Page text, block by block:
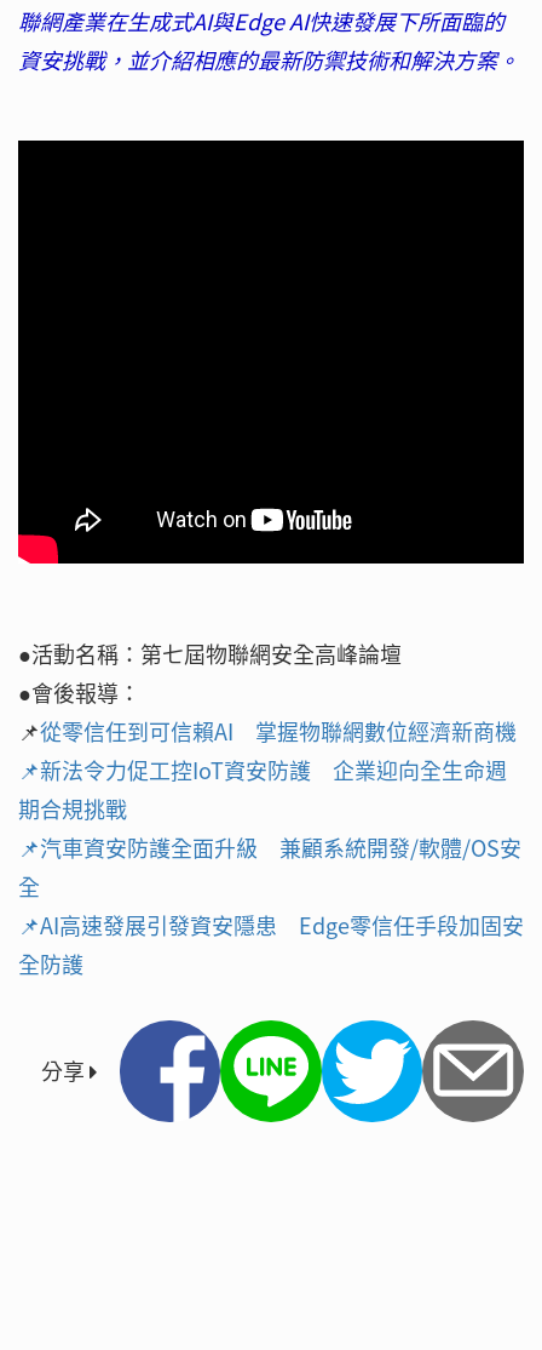
聯網產業在生成式AI與Edge AI快速發展下所面臨的
資安挑戰，並介紹相應的最新防禦技術和解決方案。
●活動名稱：第七屆物聯網安全高峰論壇
●會後報導：
📌從零信任到可信賴AI 掌握物聯網數位經濟新商機
📌新法令力促工控IoT資安防護 企業迎向全生命週
期合規挑戰
📌汽車資安防護全面升級 兼顧系統開發/軟體/OS安
全
📌AI高速發展引發資安隱患 Edge零信任手段加固安
全防護
分享